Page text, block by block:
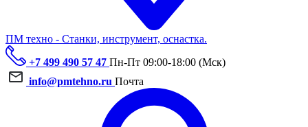
ПМ техно - Станки, инструмент, оснастка.
+7 499 490 57 47 Пн-Пт 09:00-18:00 (Мск)
info@pmtehno.ru Почта